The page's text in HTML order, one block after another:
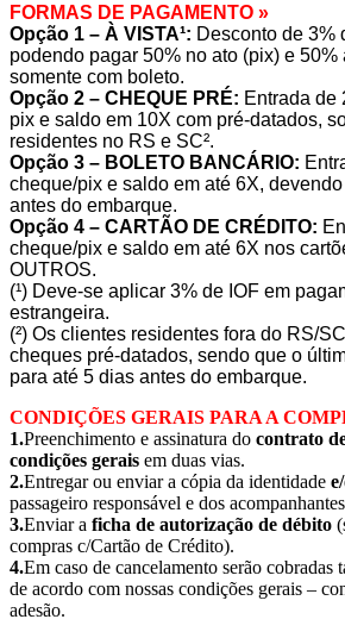
FORMAS DE PAGAMENTO »
Opção 1 – À VISTA¹: Desconto de 3%
podendo pagar 50% no ato (pix) e 50%
somente com boleto.
Opção 2 – CHEQUE PRÉ: Entrada de
pix e saldo em 10X com pré-datados,
residentes no RS e SC².
Opção 3 – BOLETO BANCÁRIO:
cheque/pix e saldo em até 6X,
antes do embarque.
Opção 4 – CARTÃO DE CRÉDITO:
cheque/pix e saldo em até 6X nos
OUTROS.
(¹) Deve-se aplicar 3% de IOF em
estrangeira.
(²) Os clientes residentes fora do RS/
cheques pré-datados, sendo que o
para até 5 dias antes do embarque.
CONDIÇÕES GERAIS PARA A
1.Preenchimento e assinatura do contrato
condições gerais em duas vias.
2.Entregar ou enviar a cópia da identidade
passageiro responsável e dos
3.Enviar a ficha de autorização de débito
compras c/Cartão de Crédito).
4.Em caso de cancelamento serão cobradas
de acordo com nossas condições gerais –
adesão.